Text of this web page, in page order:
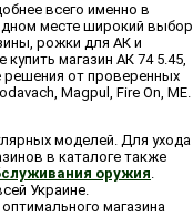
всего именно в
месте широкий выбор
рожки для АК и
купить магазин АК 74 5.45,
решения от проверенных
Magpul, Fire On, ME.
моделей. Для ухода
в каталоге также
оружия.
Украине.
магазина